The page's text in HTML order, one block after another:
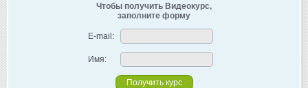
Чтобы получить Видеокурс,
заполните форму
E-mail:
Имя: